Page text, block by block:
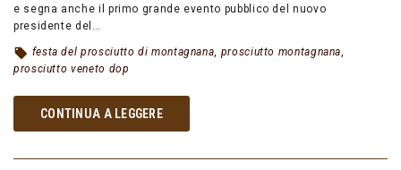
e segna anche il primo grande evento pubblico del nuovo
presidente del…
festa del prosciutto di montagnana, prosciutto montagnana,
prosciutto veneto dop
CONTINUA A LEGGERE